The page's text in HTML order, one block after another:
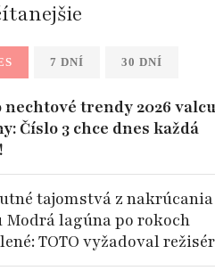
7 DNÍ 30 DNÍ
nechtové trendy 2026
Číslo 3 chce dnes každá
tajomstvá z nakrúcania
lagúna po rokoch
TOTO vyžadoval